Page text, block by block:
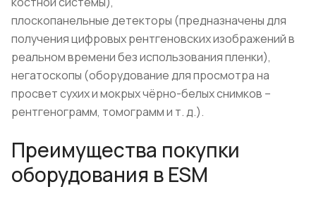
плоскопанельные детекторы (предназначены для
получения цифровых рентгеновских изображений в
реальном времени без использования пленки),
негатоскопы (оборудование для просмотра на
просвет сухих и мокрых чёрно-белых снимков –
рентгенограмм, томограмм и т. д.).
Преимущества покупки
оборудования в ESM